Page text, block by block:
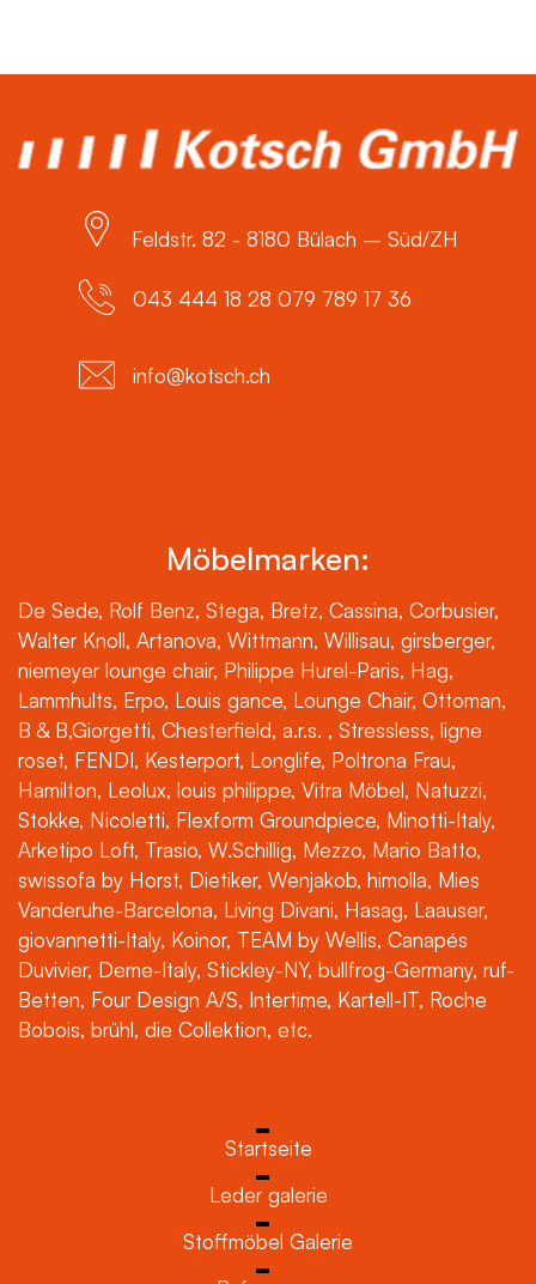
Feldstr. 82 - 8180 Bülach – Süd/ZH
043 444 18 28 079 789 17 36
info@kotsch.ch
Möbelmarken:
De Sede, Rolf Benz, Stega, Bretz, Cassina, Corbusier,
Walter Knoll, Artanova, Wittmann, Willisau, girsberger,
niemeyer lounge chair, Philippe Hurel-Paris, Hag,
Lammhults, Erpo, Louis gance, Lounge Chair, Ottoman,
B & B,Giorgetti, Chesterfield, a.r.s. , Stressless, ligne
roset, FENDI, Kesterport, Longlife, Poltrona Frau,
Hamilton, Leolux, louis philippe, Vitra Möbel, Natuzzi,
Stokke, Nicoletti, Flexform Groundpiece, Minotti-Italy,
Arketipo Loft, Trasio, W.Schillig, Mezzo, Mario Batto,
swissofa by Horst, Dietiker, Wenjakob, himolla, Mies
Vanderuhe-Barcelona, Living Divani, Hasag, Laauser,
giovannetti-Italy, Koinor, TEAM by Wellis, Canapés
Duvivier, Deme-Italy, Stickley-NY, bullfrog-Germany, ruf-
Betten, Four Design A/S, Intertime, Kartell-IT, Roche
Bobois, brühl, die Collektion, etc.
Startseite
Leder galerie
Stoffmöbel Galerie